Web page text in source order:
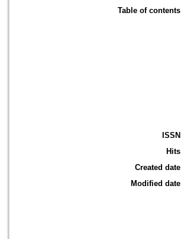
Table of contents
ISSN
Hits
Created date
Modified date